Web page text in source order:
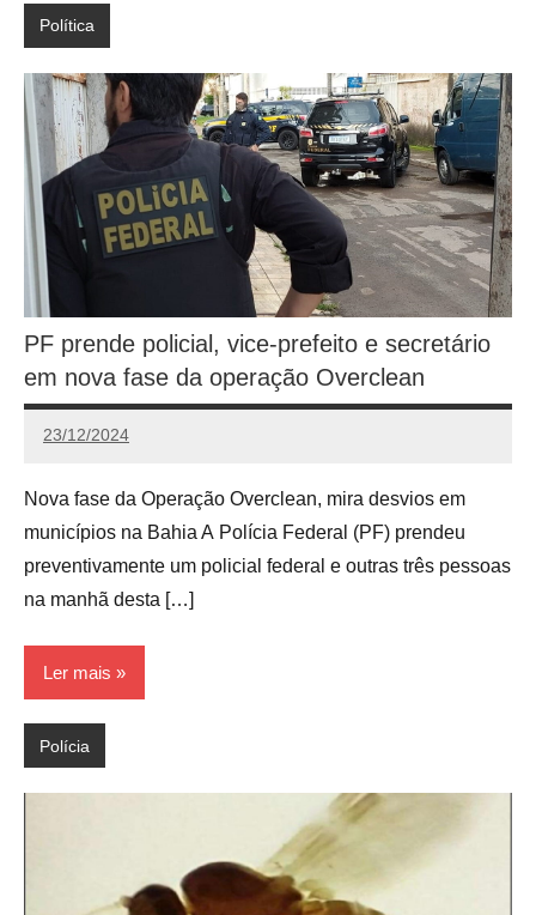
Política
PF prende policial, vice-prefeito e secretário
em nova fase da operação Overclean
23/12/2024
Calango
Nova fase da Operação Overclean, mira desvios em
municípios na Bahia A Polícia Federal (PF) prendeu
preventivamente um policial federal e outras três pessoas
na manhã desta […]
Ler mais
Polícia